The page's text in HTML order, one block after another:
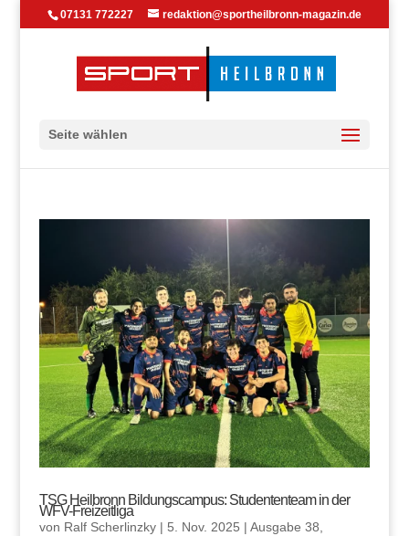
07131 772227 redaktion@sportheilbronn-magazin.de
Seite wählen
TSG Heilbronn Bildungscampus: Studententeam in der
WFV-Freizeitliga
von Ralf Scherlinzky| 5. Nov. 2025 | Ausgabe 38